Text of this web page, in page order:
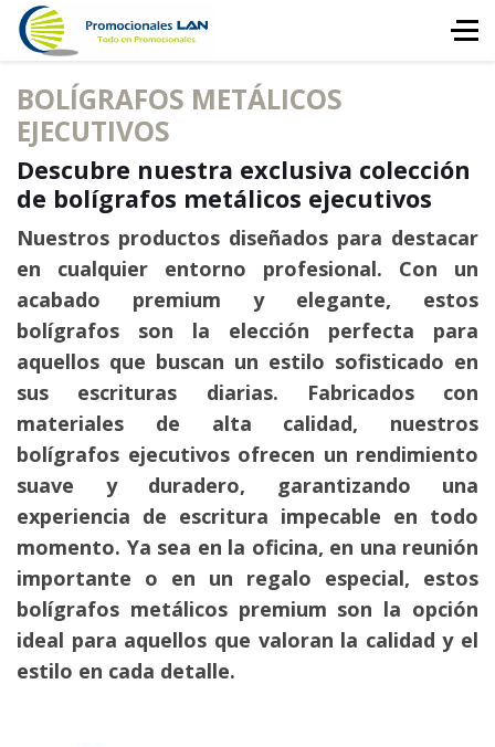
BOLÍGRAFOS METÁLICOS
EJECUTIVOS
Descubre nuestra exclusiva colección
de bolígrafos metálicos ejecutivos
Nuestros productos diseñados para destacar
en cualquier entorno profesional. Con un
acabado premium y elegante, estos
bolígrafos son la elección perfecta para
aquellos que buscan un estilo sofisticado en
sus escrituras diarias. Fabricados con
materiales de alta calidad, nuestros
bolígrafos ejecutivos ofrecen un rendimiento
suave y duradero, garantizando una
experiencia de escritura impecable en todo
momento. Ya sea en la oficina, en una reunión
importante o en un regalo especial, estos
bolígrafos metálicos premium son la opción
ideal para aquellos que valoran la calidad y el
estilo en cada detalle.